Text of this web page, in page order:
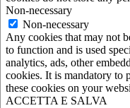
Non-necessary
Non-necessary
Any cookies that may not
to function and is used
analytics, ads, other
cookies. It is mandatory to
these cookies on your
ACCETTA E SALVA